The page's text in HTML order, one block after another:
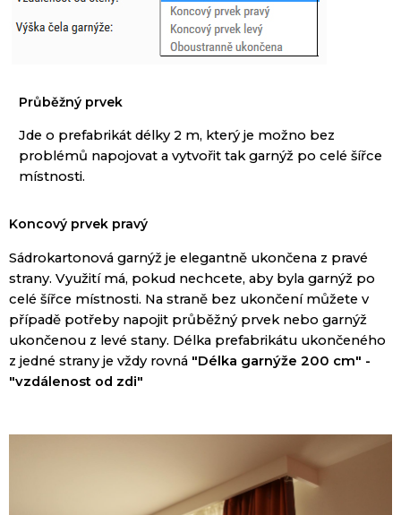
Průběžný prvek
Jde o prefabrikát délky 2 m, který je možno bez
problémů napojovat a vytvořit tak garnýž po celé šířce
místnosti.
Koncový prvek pravý
Sádrokartonová garnýž je elegantně ukončena z pravé
strany. Využití má, pokud nechcete, aby byla garnýž po
celé šířce místnosti. Na straně bez ukončení můžete v
případě potřeby napojit průběžný prvek nebo garnýž
ukončenou z levé stany. Délka prefabrikátu ukončeného
z jedné strany je vždy rovná "Délka garnýže 200 cm" -
"vzdálenost od zdi"